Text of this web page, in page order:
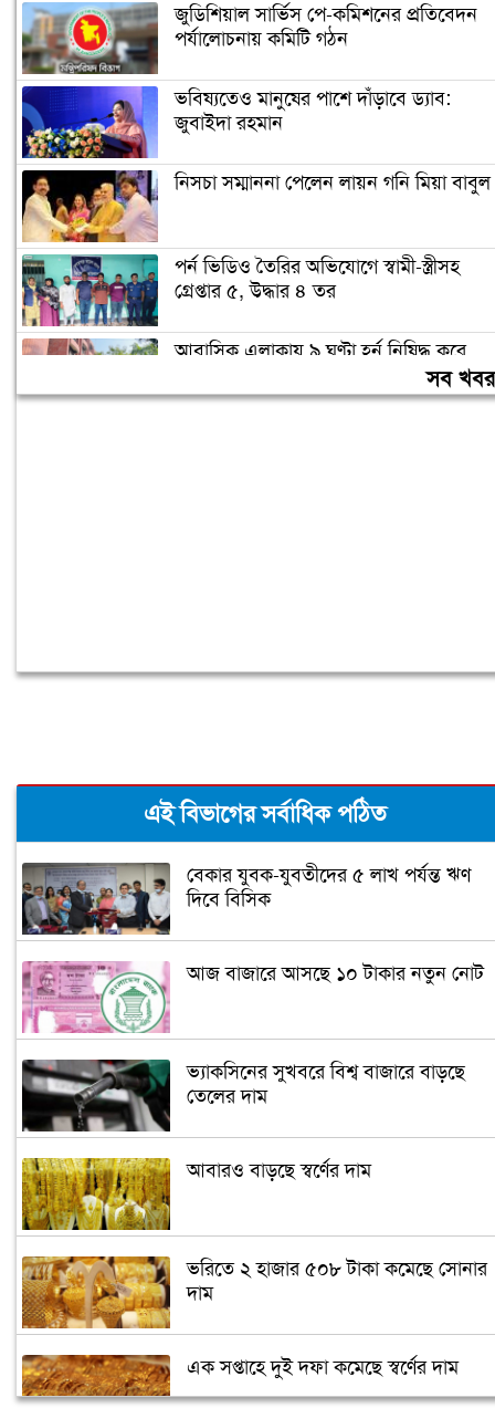
জুডিশিয়াল সার্ভিস পে-কমিশনের প্রতিবেদন
পর্যালোচনায় কমিটি গঠন
ভবিষ্যতেও মানুষের পাশে দাঁড়াবে ড্যাব:
জুবাইদা রহমান
নিসচা সম্মাননা পেলেন লায়ন গনি মিয়া বাবুল
পর্ন ভিডিও তৈরির অভিযোগে স্বামী-স্ত্রীসহ
গ্রেপ্তার ৫, উদ্ধার ৪ তর
আবাসিক এলাকায় ৯ ঘণ্টা হর্ন নিষিদ্ধ করে
সব
এই বিভাগের সর্বাধিক পঠিত
বেকার যুবক-যুবতীদের ৫ লাখ পর্যন্ত ঋণ
দিবে বিসিক
আজ বাজারে আসছে ১০ টাকার নতুন নোট
ভ্যাকসিনের সুখবরে বিশ্ব বাজারে বাড়ছে
তেলের দাম
আবারও বাড়ছে স্বর্ণের দাম
ভরিতে ২ হাজার ৫০৮ টাকা কমেছে সোনার
দাম
এক সপ্তাহে দুই দফা কমেছে স্বর্ণের দাম